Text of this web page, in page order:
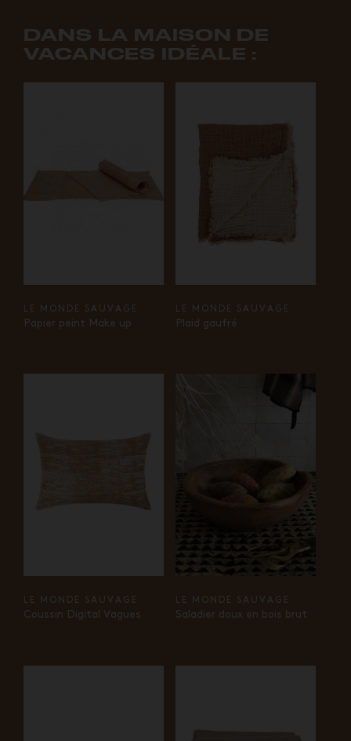
DANS LA MAISON DE
VACANCES IDÉALE :
LE MONDE SAUVAGE
Papier peint Make up
LE MONDE SAUVAGE
Plaid gaufré
LE MONDE SAUVAGE
Coussin Digital Vagues
LE MONDE SAUVAGE
Saladier doux en bois brut